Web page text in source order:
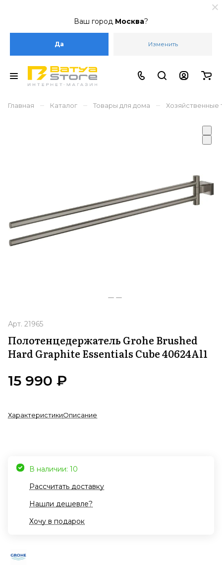
Ваш город Москва?
Да Изменить
Главная – Каталог – Товары для дома – Хозяйственные
Арт. 21965
Полотенцедержатель Grohe Brushed
Hard Graphite Essentials Cube 40624Al1
15 990 ₽
ХарактеристикиОписание
В наличии: 10
Рассчитать доставку
Нашли дешевле?
Хочу в подарок